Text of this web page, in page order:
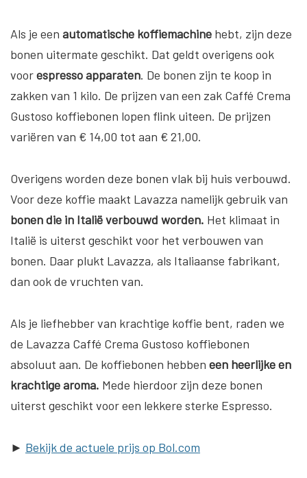
Als je een automatische koffiemachine hebt, zijn deze
bonen uitermate geschikt. Dat geldt overigens ook
voorespressoapparaten. De bonen zijn te koop in
zakken van 1 kilo. De prijzen van een zak Caffé Crema
Gustoso koffiebonen lopen flink uiteen. De prijzen
variëren van € 14,00 tot aan € 21,00.
Overigens worden deze bonen vlak bij huis verbouwd.
Voor deze koffie maakt Lavazza namelijk gebruik van
bonen die in Italië verbouwd worden. Het klimaat in
Italië is uiterst geschikt voor het verbouwen van
bonen. Daar plukt Lavazza, als Italiaanse fabrikant,
dan ook de vruchten van.
Als je liefhebber van krachtige koffie bent, raden we
de Lavazza Caffé Crema Gustoso koffiebonen
absoluut aan. De koffiebonen hebben een heerlijke en
krachtige aroma. Mede hierdoor zijn deze bonen
uiterst geschikt voor een lekkere sterke Espresso.
► Bekijk de actuele prijs op Bol.com